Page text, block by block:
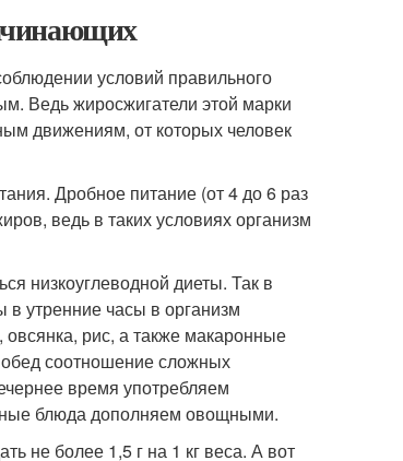
условий правильного
Ведь жиросжигатели этой марки
движениям, от которых человек
Дробное питание (от 4 до 6 раз
ведь в таких условиях организм
низкоуглеводной диеты. Так в
в утренние часы в организм
рис, а также макаронные
обед соотношение сложных
время употребляем
блюда дополняем овощными.
не более 1,5 г на 1 кг веса. А вот